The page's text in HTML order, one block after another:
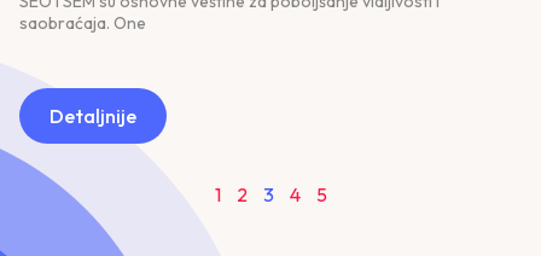
saobraćaja. One
Detaljnije
1 2 3 4 5